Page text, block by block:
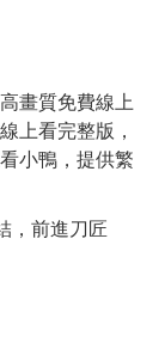
畫質免費線上
上看完整版，
小鴨，提供繁
，前進刀匠